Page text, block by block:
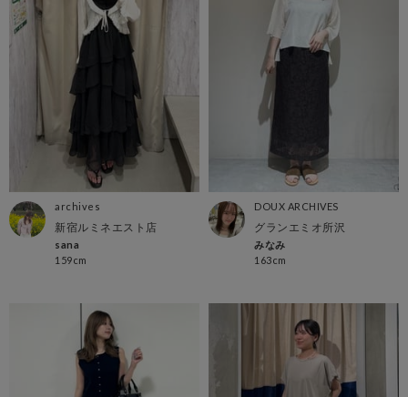
archives
新宿ルミネエスト店
sana
159cm
DOUX ARCHIVES
グランエミオ所沢
みなみ
163cm